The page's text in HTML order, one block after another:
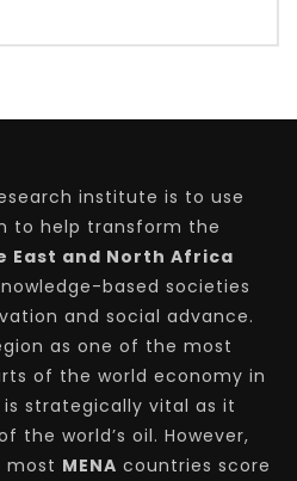
institute is to use
to help transform the
East and North Africa
based societies
and social advance.
as one of the most
of the world economy in
is strategically vital as it
the world’s oil. However,
most MENA countries score